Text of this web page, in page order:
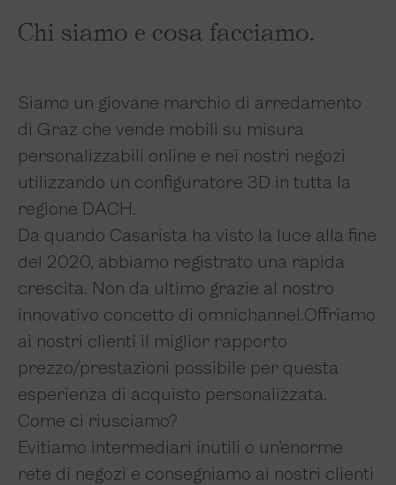
Chi siamo e cosa facciamo.
Siamo un giovane marchio di arredamento
di Graz che vende mobili su misura
personalizzabili online e nei nostri negozi
utilizzando un configuratore 3D in tutta la
regione DACH.
Da quando Casarista ha visto la luce alla fine
del 2020, abbiamo registrato una rapida
crescita. Non da ultimo grazie al nostro
innovativo concetto di omnichannel.Offriamo
ai nostri clienti il miglior rapporto
prezzo/prestazioni possibile per questa
esperienza di acquisto personalizzata.
Come ci riusciamo?
Evitiamo intermediari inutili o un’enorme
rete di negozi e consegniamo ai nostri clienti